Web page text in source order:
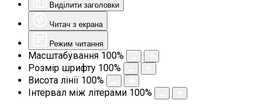
Виділити заголовки
Читач з екрана
Режим читання
Масштабування 100%
Розмір шрифту 100%
Висота лінії 100%
Інтервал між літерами 100%